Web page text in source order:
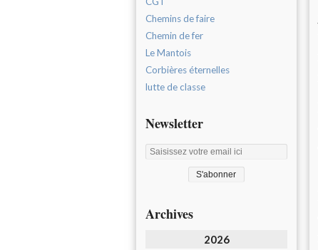
Chemins de faire
Chemin de fer
Le Mantois
Corbières éternelles
lutte de classe
Newsletter
Archives
2026